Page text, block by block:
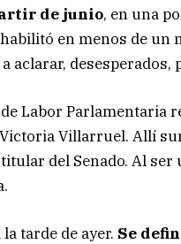
de junio, en una
en menos de
aclarar,
Labor Parlamentaria
Villarruel. Allí
del Senado. Al
tarde de ayer. Se